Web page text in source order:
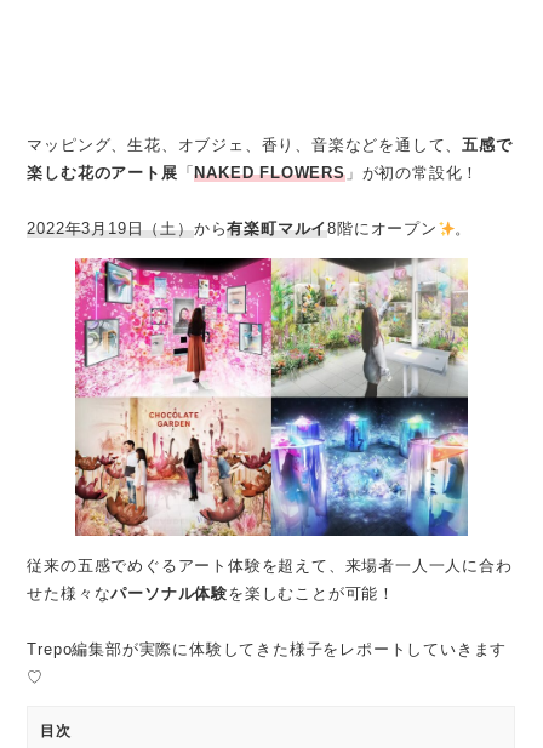
マッピング、生花、オブジェ、香り、音楽などを通して、五感で
楽しむ花のアート展 「NAKED FLOWERS」が初の常設化！
2022年3月19日（土）から有楽町マルイ8階にオープン 。
従来の五感でめぐるアート体験を超えて、来場者一人一人に合わ
せた様々なパーソナル体験を楽しむことが可能！
Trepo編集部が実際に体験してきた様子をレポートしていきます
♡
目次